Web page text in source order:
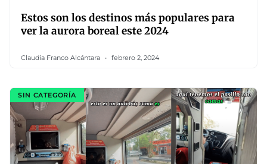
Estos son los destinos más populares para
ver la aurora boreal este 2024
Claudia Franco Alcántara febrero 2, 2024
SIN CATEGORÍA